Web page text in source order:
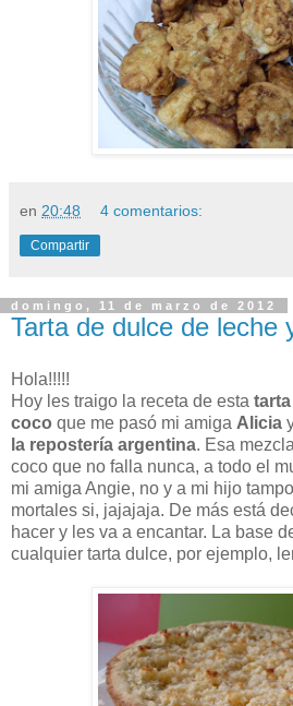
en 20:48 4 comentarios:
Compartir
domingo, 11 de marzo de 2012
Tarta de dulce de leche
Hola!!!!!
Hoy les traigo la receta de esta
coco que me pasó mi amiga Alicia
la repostería argentina. Esa
coco que no falla nunca, a todo el
mi amiga Angie, no y a mi hijo
mortales si, jajajaja. De más está
hacer y les va a encantar. La base
cualquier tarta dulce, por ejemplo,